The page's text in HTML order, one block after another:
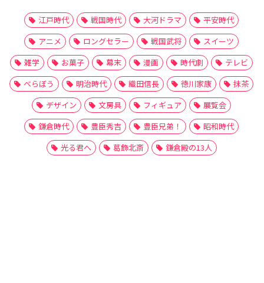
江戸時代 戦国時代 大河ドラマ
平安時代
アニメ
ロングセラー 戦国武将
スイーツ
雑学
お菓子 幕末 漫画 時代劇
テレビ
べらぼう
明治時代 織田信長 徳川家康
抹茶
デザイン
文房具 フィギュア
展覧会
鎌倉時代
豊臣秀吉 豊臣兄弟！
昭和時代
光る君へ
葛飾北斎 鎌倉殿の13人